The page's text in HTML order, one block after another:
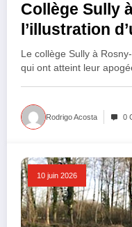
Collège Sully
l’illustration
services
Le collège Sully à
qui ont atteint leur
Rodrigo Acosta 0
10 juin 2026